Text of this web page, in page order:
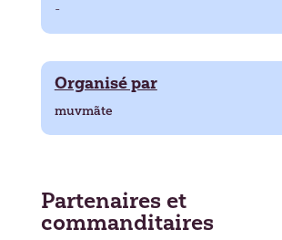
-
Organisé par
muvmãte
Partenaires et
commanditaires